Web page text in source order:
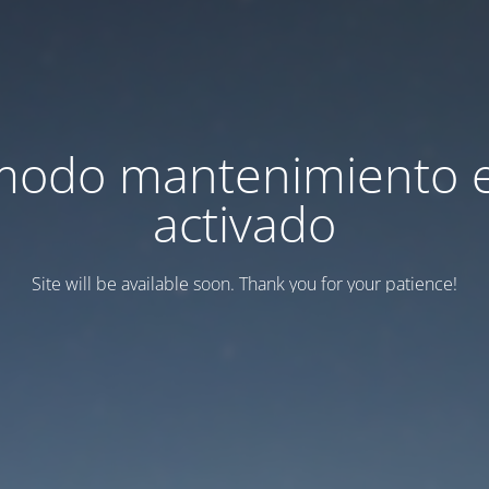
mantenimiento
activado
Site will be available soon. Thank you for your patience!